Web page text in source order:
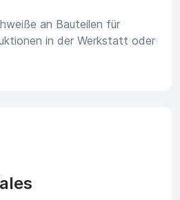
an Bauteilen für
in der Werkstatt oder